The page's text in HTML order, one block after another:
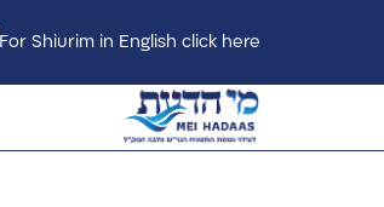
For Shiurim in English click here